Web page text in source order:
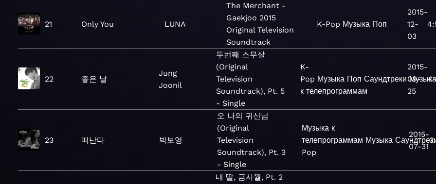
21 Only You LUNA
The Merchant -
Gaekjoo 2015
Original Television
Soundtrack
K-Pop Музыка Поп
2015-
12-
03
22 좋은 날
Jung
Joonil
두번째 스무살
(Original
Television
Soundtrack), Pt. 5
- Single
K-
Pop Музыка Поп Саундтреки Музыка
к телепрограммам
2015-
09-
25
23 떠난다 박보영
오 나의 귀신님
(Original
Television
Soundtrack), Pt. 3
- Single
Музыка к
телепрограммам Музыка
Pop
2015-
07-31
내 딸, 금사월, Pt. 2